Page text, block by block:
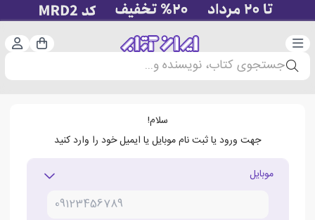
دسته‌بندی سبد
جستجوی کتاب، نویسنده و...
سلام!
جهت ورود یا ثبت نام موبایل یا ایمیل خود را وارد کنید
موبایل